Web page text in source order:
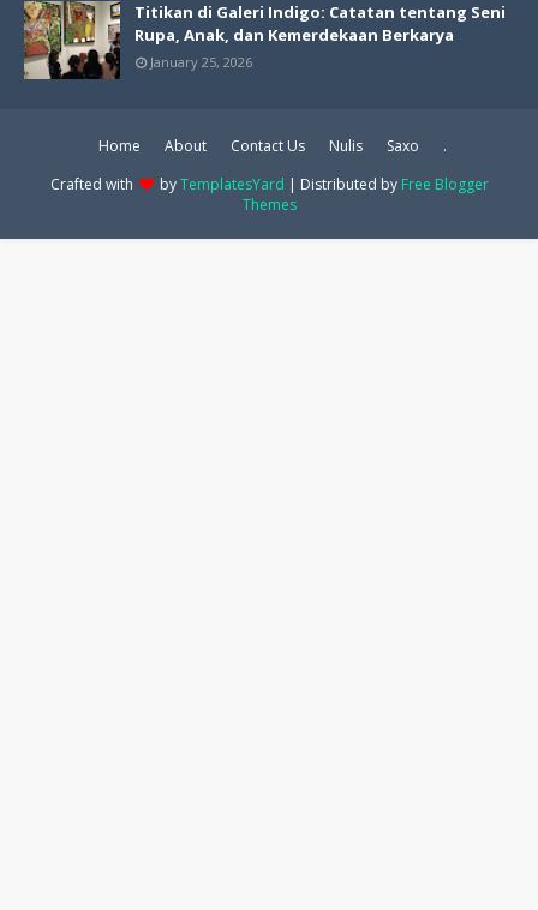
Titikan di Galeri Indigo: Catatan tentang Seni
Rupa, Anak, dan Kemerdekaan Berkarya
January 25, 2026
Home About Contact Us Nulis Saxo
.
Crafted with
byTemplatesYard | Distributed by Free Blogger
Themes